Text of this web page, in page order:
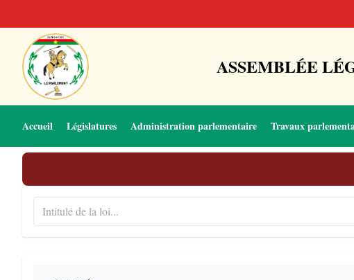
ASSEMBLÉE
Accueil Législatures Administration parlementaire Travaux